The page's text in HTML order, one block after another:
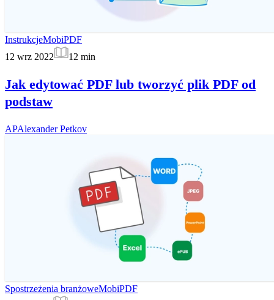
InstrukcjeMobiPDF
12 wrz 2022
12 min
Jak edytować PDF lub tworzyć plik PDF od
podstaw
APAlexander Petkov
Spostrzeżenia branżoweMobiPDF